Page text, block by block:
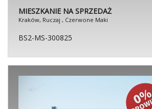
MIESZKANIE NA SPRZEDAŻ
Kraków, Ruczaj , Czerwone Maki
BS2-MS-300825